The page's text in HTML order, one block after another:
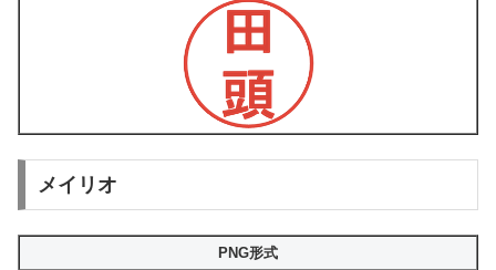
メイリオ
PNG形式